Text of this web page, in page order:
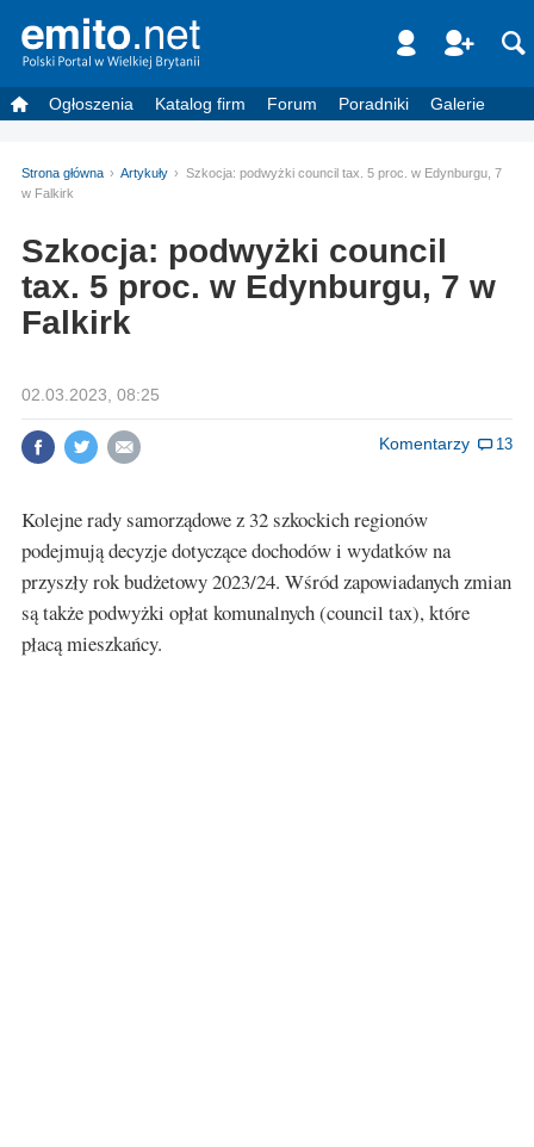
Ogłoszenia Katalog firm Forum Poradniki Galerie
Strona główna Artykuły
Szkocja: podwyżki council tax. 5 proc. w Edynburgu, 7
w Falkirk
Szkocja: podwyżki council
tax. 5 proc. w Edynburgu, 7 w
Falkirk
02.03.2023, 08:25
Komentarzy 13
Kolejne rady samorządowe z 32 szkockich regionów
podejmują decyzje dotyczące dochodów i wydatków na
przyszły rok budżetowy 2023/24. Wśród zapowiadanych zmian
są także podwyżki opłat komunalnych (council tax), które
płacą mieszkańcy.